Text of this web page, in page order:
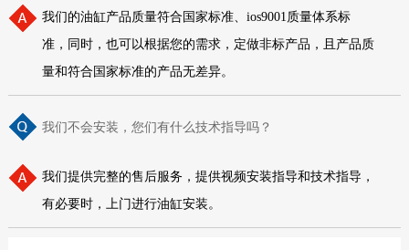
我们的油缸产品质量符合国家标准、ios9001质量体系标
准，同时，也可以根据您的需求，定做非标产品，且产品质
量和符合国家标准的产品无差异。
我们不会安装，您们有什么技术指导吗？
我们提供完整的售后服务，提供视频安装指导和技术指导，
有必要时，上门进行油缸安装。